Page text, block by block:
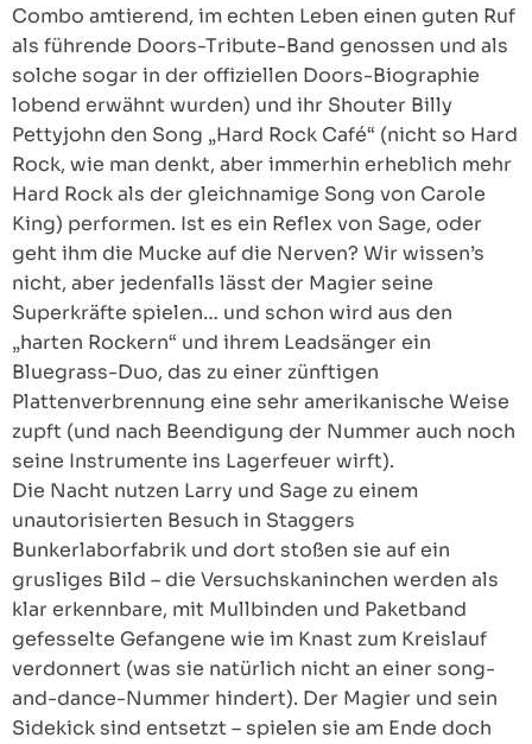
Combo amtierend, im echten Leben einen guten Ruf
als führende Doors-Tribute-Band genossen und als
solche sogar in der offiziellen Doors-Biographie
lobend erwähnt wurden) und ihr Shouter Billy
Pettyjohn den Song „Hard Rock Café“ (nicht so Hard
Rock, wie man denkt, aber immerhin erheblich mehr
Hard Rock als der gleichnamige Song von Carole
King) performen. Ist es ein Reflex von Sage, oder
geht ihm die Mucke auf die Nerven? Wir wissen’s
nicht, aber jedenfalls lässt der Magier seine
Superkräfte spielen… und schon wird aus den
„harten Rockern“ und ihrem Leadsänger ein
Bluegrass-Duo, das zu einer zünftigen
Plattenverbrennung eine sehr amerikanische Weise
zupft (und nach Beendigung der Nummer auch noch
seine Instrumente ins Lagerfeuer wirft).
Die Nacht nutzen Larry und Sage zu einem
unautorisierten Besuch in Staggers
Bunkerlaborfabrik und dort stoßen sie auf ein
grusliges Bild – die Versuchskaninchen werden als
klar erkennbare, mit Mullbinden und Paketband
gefesselte Gefangene wie im Knast zum Kreislauf
verdonnert (was sie natürlich nicht an einer song-
and-dance-Nummer hindert). Der Magier und sein
Sidekick sind entsetzt – spielen sie am Ende doch